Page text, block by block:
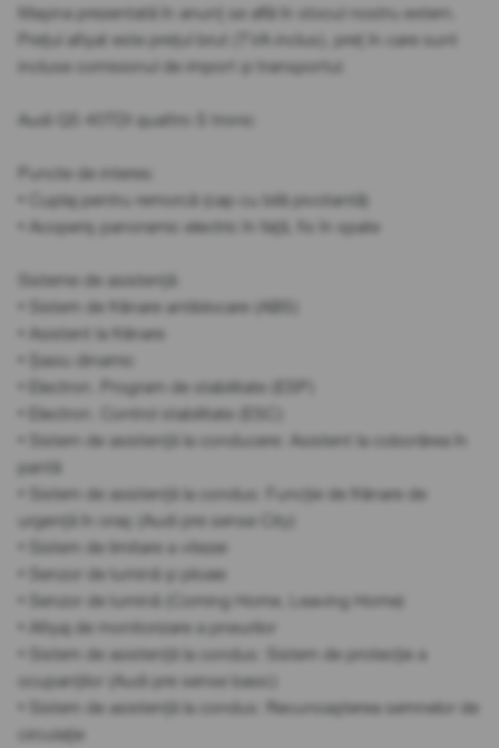
Mașina prezentată în anunț se află în stocul nostru extern.
Prețul afișat este prețul brut (TVA inclus), preț în care sunt
incluse comisionul de import și transportul.
Audi Q5 40TDI quattro S tronic
Puncte de interes:
• Cuplaj pentru remorcă (cap cu bilă pivotantă)
• Acoperiș panoramic electric în față, fix în spate
Sisteme de asistență:
• Sistem de frânare antiblocare (ABS)
• Asistent la frânare
• Șasiu dinamic
• Electron. Program de stabilitate (ESP)
• Electron. Control stabilitate (ESC)
• Sistem de asistență la conducere: Asistent la coborârea în
pantă
• Sistem de asistență la condus: Funcție de frânare de
urgență în oraș (Audi pre sense City)
• Sistem de limitare a vitezei
• Senzor de lumină și ploaie
• Senzor de lumină (Coming Home, Leaving Home)
• Afișaj de monitorizare a pneurilor
• Sistem de asistență la condus: Sistem de protecție a
ocupanților (Audi pre sense basic)
• Sistem de asistență la condus: Recunoașterea semnelor de
circulație